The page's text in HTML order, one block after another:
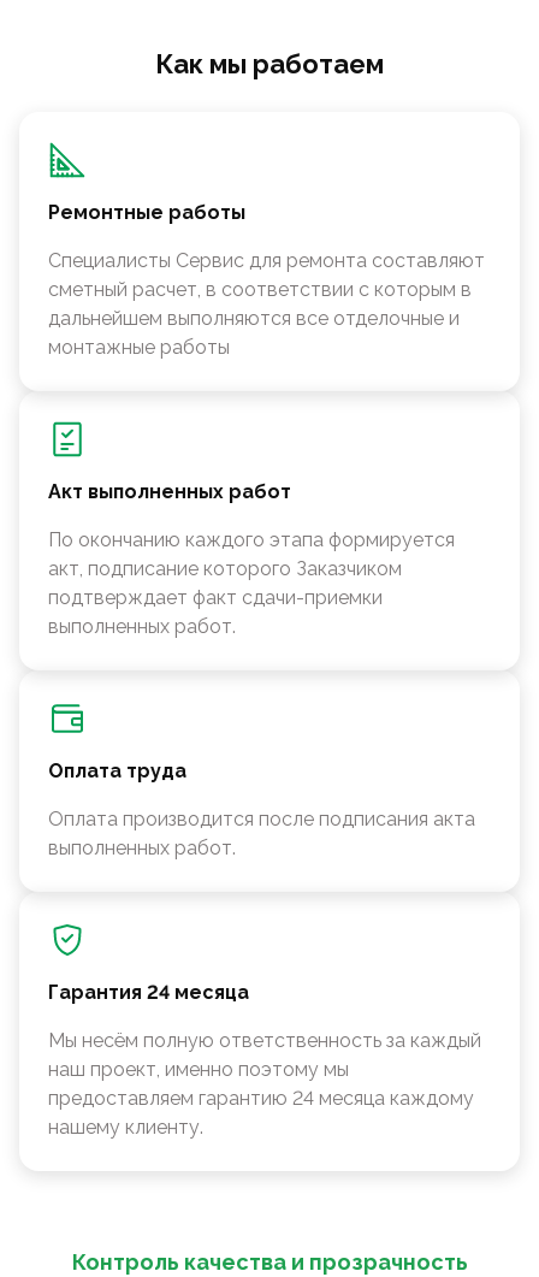
Как мы работаем
Ремонтные работы
Специалисты Сервис для ремонта составляют
сметный расчет, в соответствии с которым в
дальнейшем выполняются все отделочные и
монтажные работы
Акт выполненных работ
По окончанию каждого этапа формируется
акт, подписание которого Заказчиком
подтверждает факт сдачи-приемки
выполненных работ.
Оплата труда
Оплата производится после подписания акта
выполненных работ.
Гарантия 24 месяца
Мы несём полную ответственность за каждый
наш проект, именно поэтому мы
предоставляем гарантию 24 месяца каждому
нашему клиенту.
Контроль качества и прозрачность